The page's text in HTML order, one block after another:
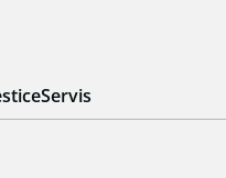
Servis